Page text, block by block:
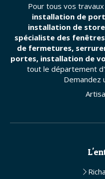
Pour tous vos
installation de
installation de
spécialiste des
de fermetures,
portes, installation de
tout le département
Demandez